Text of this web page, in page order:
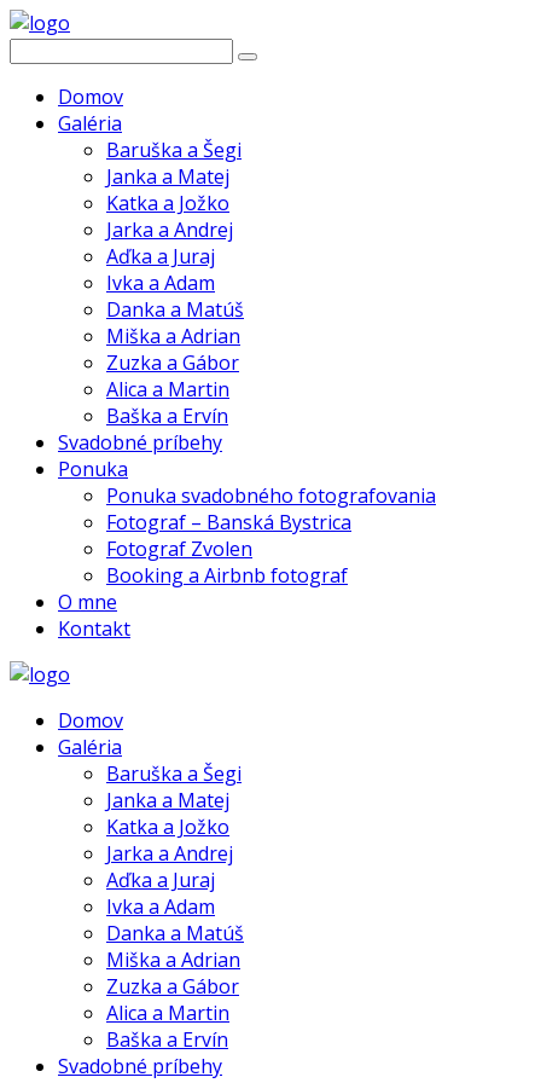
Domov
Galéria
Baruška a Šegi
Janka a Matej
Katka a Jožko
Jarka a Andrej
Aďka a Juraj
Ivka a Adam
Danka a Matúš
Miška a Adrian
Zuzka a Gábor
Alica a Martin
Baška a Ervín
Svadobné príbehy
Ponuka
Ponuka svadobného fotografovania
Fotograf – Banská Bystrica
Fotograf Zvolen
Booking a Airbnb fotograf
O mne
Kontakt
Domov
Galéria
Baruška a Šegi
Janka a Matej
Katka a Jožko
Jarka a Andrej
Aďka a Juraj
Ivka a Adam
Danka a Matúš
Miška a Adrian
Zuzka a Gábor
Alica a Martin
Baška a Ervín
Svadobné príbehy